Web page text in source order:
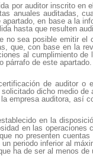
por auditor inscrito en
anuales auditadas,
apartado, en base a la
hasta que resulten
no sea posible emitir el
que, con base en la
al cumplimiento
párrafo de este apartado.
de auditor o
dicho medio
empresa auditora, así
en la
en las
no presenten
periodo inferior al
ha de ser al menos de